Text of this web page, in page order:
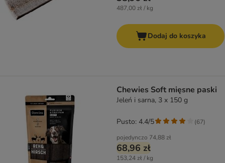
487,00 zł / kg
Dodaj do koszyka
Chewies Soft mięsne paski
Jeleń i sarna, 3 x 150 g
pojedynczo 74,88 zł
68,96 zł
153,24 zł / kg
Pusto: 4.4/5 (67)